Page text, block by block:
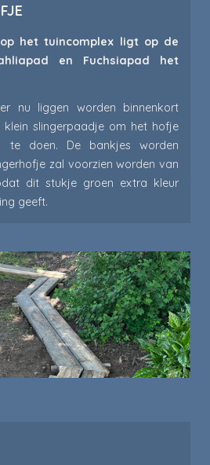
het tuincomplex ligt op de
en Fuchsiapad het
nu liggen worden binnenkort
slingerpaadje om het hofje
doen. De bankjes worden
zal voorzien worden van
dit stukje groen extra kleur
geeft.